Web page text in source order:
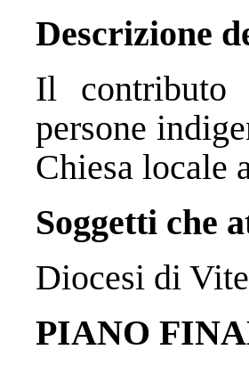
Descrizione
Il contributo
persone
Chiesa locale
Soggetti che
Diocesi di
PIANO